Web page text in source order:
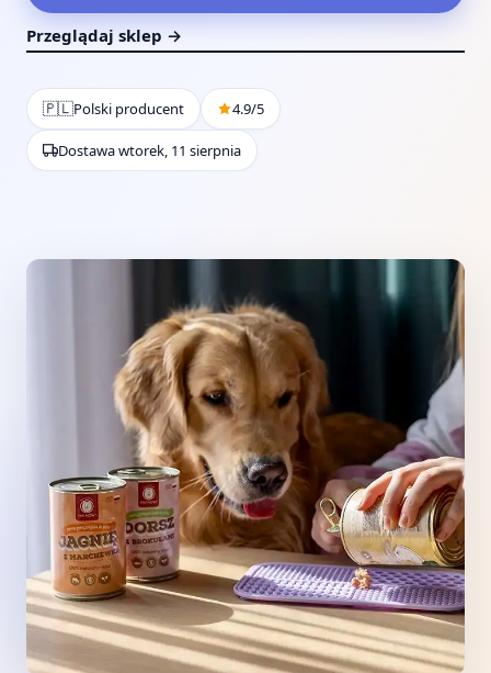
Przeglądaj sklep →
🇵🇱Polski producent 4.9/5
Dostawa wtorek, 11 sierpnia